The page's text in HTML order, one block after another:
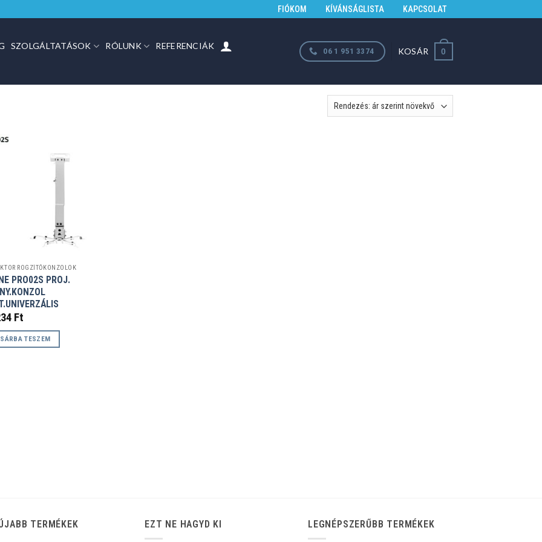
FIÓKOM KÍVÁNSÁGLISTA KAPCSOLAT
SZOLGÁLTATÁSOK RÓLUNK REFERENCIÁK 06 1 951 3374 KOSÁR 0
RÖGZÍTŐKONZOLOK
PRO02S PROJ.
Ft
TESZEM
TERMÉKEK EZT NE HAGYD KI LEGNÉPSZERŰBB TERMÉKEK